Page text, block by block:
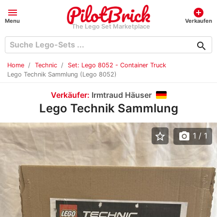
menu
Menu
The Lego Set Marketplace
add_circle
Verkaufen
search
Home Technic
Set: Lego 8052 - Container Truck
Lego Technik Sammlung (Lego 8052)
Verkäufer: Irmtraud Häuser
Lego Technik Sammlung
star_border photo_camera 1 / 1